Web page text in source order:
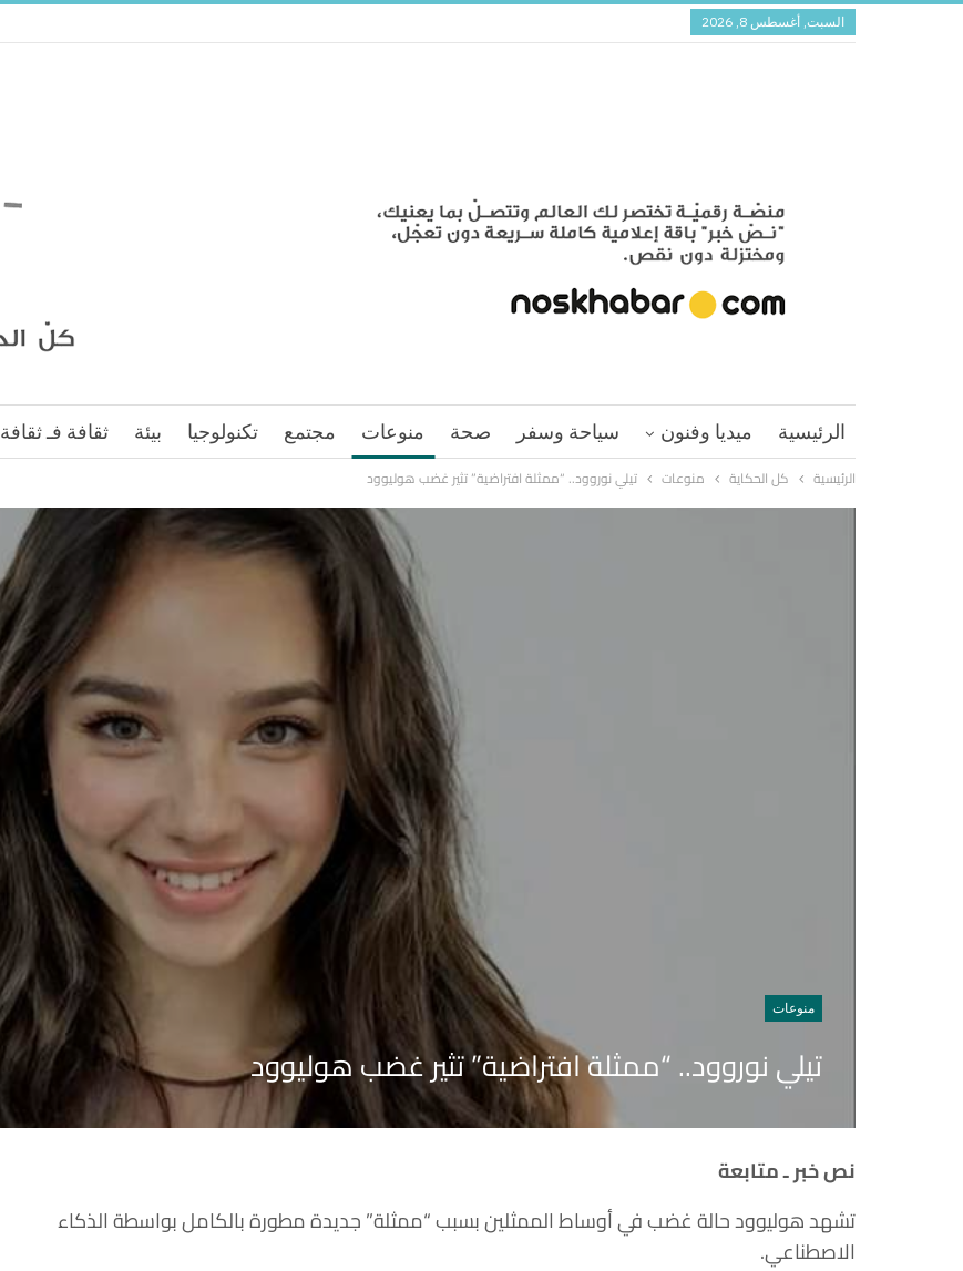
السبت, أغسطس 8, 2026
الرئيسية ميديا وفنون سياحة وسفر صحة منوعات مجتمع تكنولوجيا بيئة ثقافة فـ ثقافة
الرئيسية
كل الحكاية منوعات تيلي نوروود.. “ممثلة افتراضية” تثير غضب هوليوود
منوعات
تيلي نوروود.. “ممثلة افتراضية” تثير غضب هوليوود
نص خبر ـ متابعة
تشهد هوليوود حالة غضب في أوساط الممثلين بسبب “ممثلة” جديدة مطورة بالكامل بواسطة الذكاء
الاصطناعي.